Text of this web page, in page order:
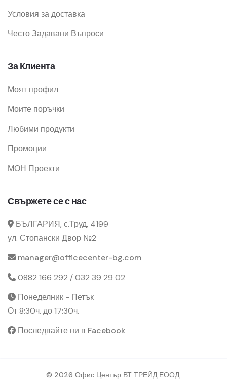
Условия за доставка
Често Задавани Въпроси
За Клиента
Моят профил
Моите поръчки
Любими продукти
Промоции
МОН Проекти
Свържете се с нас
БЪЛГАРИЯ, с.Труд, 4199
ул. Стопански Двор №2
manager@officecenter-bg.com
0882 166 292 / 032 39 29 02
Понеделник - Петък
От 8:30ч. до 17:30ч.
Последвайте ни в Facebook
© 2026 Офис Център ВТ ТРЕЙД ЕООД.